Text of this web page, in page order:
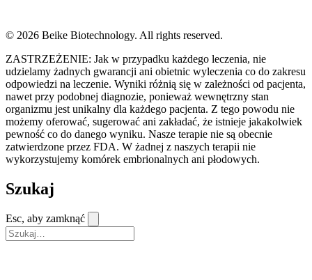
© 2026 Beike Biotechnology. All rights reserved.
ZASTRZEŻENIE: Jak w przypadku każdego leczenia, nie
udzielamy żadnych gwarancji ani obietnic wyleczenia co do zakresu
odpowiedzi na leczenie. Wyniki różnią się w zależności od pacjenta,
nawet przy podobnej diagnozie, ponieważ wewnętrzny stan
organizmu jest unikalny dla każdego pacjenta. Z tego powodu nie
możemy oferować, sugerować ani zakładać, że istnieje jakakolwiek
pewność co do danego wyniku. Nasze terapie nie są obecnie
zatwierdzone przez FDA. W żadnej z naszych terapii nie
wykorzystujemy komórek embrionalnych ani płodowych.
Szukaj
Esc, aby zamknąć